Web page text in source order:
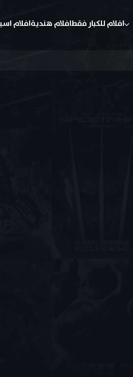
افلام للكبار فقطافلام هنديةافلام